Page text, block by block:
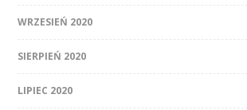
WRZESIEŃ 2020
SIERPIEŃ 2020
LIPIEC 2020